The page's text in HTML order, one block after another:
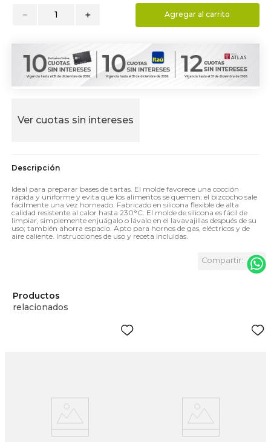
＋
－ Agregar al carrito
Ver cuotas sin intereses
Ideal para preparar bases de tartas. El molde favorece una cocción
rápida y uniforme y evita que los alimentos se quemen; el bizcocho sale
fácilmente una vez horneado. Fabricado en silicona flexible de alta
calidad resistente al calor hasta 230°C. El molde de silicona es fácil de
limpiar, simplemente enjuágalo o lávalo en el lavavajillas después de su
uso; también ahorra espacio. Apto para hornos de gas, eléctricos y de
aire caliente. Instrucciones de uso y receta incluidas.
Productos
relacionados